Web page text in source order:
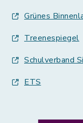
Grünes
Treenespiegel
Schulverband
ETS